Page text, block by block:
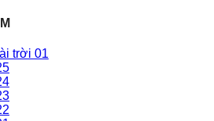
trời 01